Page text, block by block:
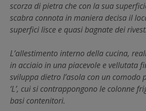
scorza di pietra che con la sua
scabra connota in maniera decisa il
superfici lisce e quasi bagnate dei
L’allestimento interno della cucina,
in acciaio in una piacevole e vellutata
sviluppa dietro l’asola con un comodo
‘L’, cui si contrappongono le colonne
basi contenitori.